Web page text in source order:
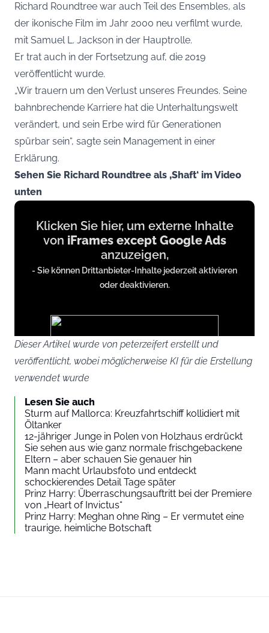
Richard Roundtree war auch Teil des Ensembles, als
der ikonische Film im Jahr 2000 neu verfilmt wurde,
mit Samuel L. Jackson in der Hauptrolle.
Er trat auch in der Fortsetzung auf, die 2019
veröffentlicht wurde.
„Wir trauern um den Verlust unseres Freundes. Seine
bahnbrechende Karriere hat die Unterhaltungswelt
verändert, und sein Erbe wird für Generationen
spürbar sein“, sagte sein Management in einer
Erklärung.
Sehen Sie Richard Roundtree als ‚Shaft‘ im Video
unten
Display
content
except
Klicken Sie hier, um externe Inhalte
von iFrames except Google Ads
anzuzeigen,
- Sie können Drittanbieter-Inhalte jederzeit aktivieren
oder deaktivieren.
Sie stimmen zu, externe Inhalte von Drittanbietern anzuzeigen. Es
ist möglich, dass personenbezogene Daten an den Anbieter der
Inhalte und andere Drittanbieter-Dienste übermittelt werden.
Externer Inhalt
Mehr dazu in unserer
Datenschutzerklärung
Dieser Artikel wurde von peterzeifert erstellt und
veröffentlicht, wobei möglicherweise KI für die Erstellung
verwendet wurde
Lesen Sie auch
Sturm auf Mallorca: Kreuzfahrtschiff kollidiert mit
Öltanker
12-jähriger Junge in Polen von Holzhaus erdrückt
Sie sehen aus wie ganz normale frischgebackene
Eltern – aber schauen Sie genauer hin
Mann macht Urlaubsfoto und entdeckt
schockierendes Detail Tage später
Prinz Harry: Überraschungsauftritt bei der Premiere
von „Heart of Invictus“
Prinz Harry: Meghan ohne Ring – Er vermutet eine
traurige, heimliche Botschaft